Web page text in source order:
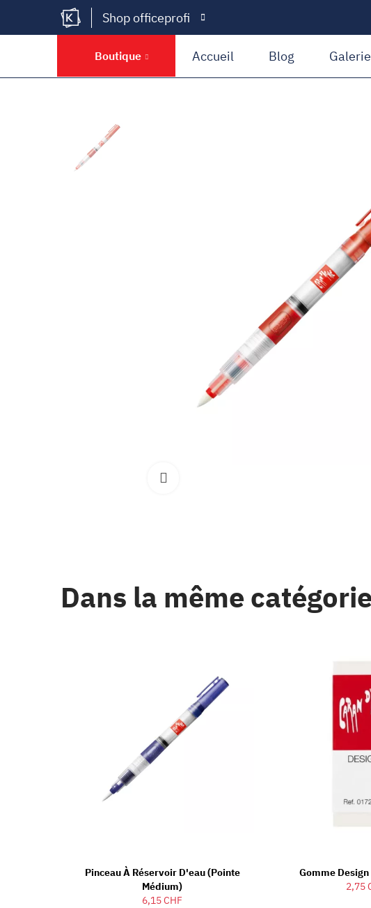
Shop officeprofi
Boutique Accueil Blog Galerie
Dans la même catégorie
Pinceau À Réservoir D'eau (Pointe
Médium)
6,15 CHF
Gomme
2,75